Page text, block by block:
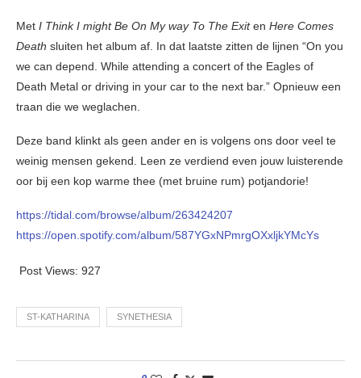
Met I Think I might Be On My way To The Exiten Here Comes
Death sluiten het album af. In dat laatste zitten de lijnen “On you
we can depend. While attending a concert of the Eagles of
Death Metal or driving in your car to the next bar.” Opnieuw een
traan die we weglachen.
Deze band klinkt als geen ander en is volgens ons door veel te
weinig mensen gekend. Leen ze verdiend even jouw luisterende
oor bij een kop warme thee (met bruine rum) potjandorie!
https://tidal.com/browse/album/263424207
https://open.spotify.com/album/587YGxNPmrgOXxljkYMcYs
Post Views: 927
ST-KATHARINA SYNETHESIA